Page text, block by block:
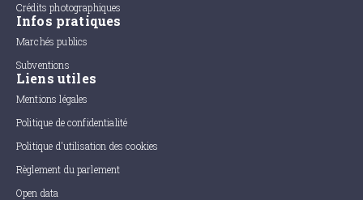
Crédits photographiques
Infos pratiques
Marchés publics
Subventions
Liens utiles
Mentions légales
Politique de confidentialité
Politique d'utilisation des cookies
Règlement du parlement
Open data